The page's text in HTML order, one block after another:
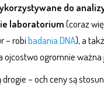
do
laboratorium(coraz
– robibadania DNA), a
ogromnie ważna
– och ceny są